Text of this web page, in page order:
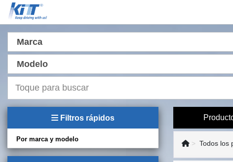
Marca
Modelo
Filtros rápidos
Por marca y modelo
Todos los